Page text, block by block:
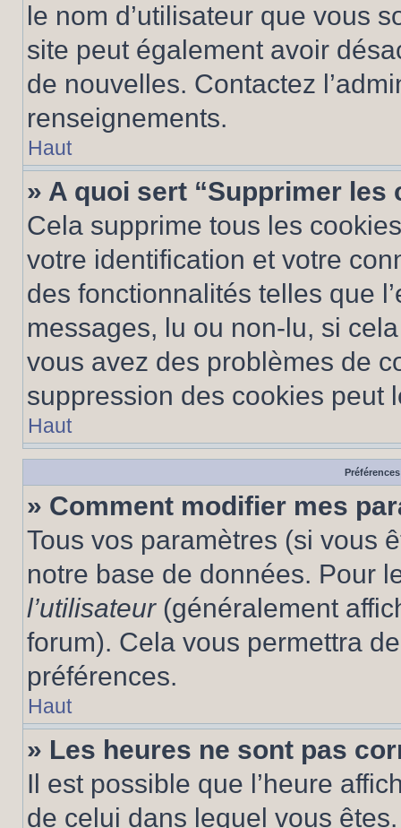
le nom d’utilisateur que vous
site peut également avoir
de nouvelles. Contactez
renseignements.
Haut
» A quoi sert “Supprimer les
Cela supprime tous les
votre identification et votre
des fonctionnalités telles que
messages, lu ou non-lu, si
vous avez des problèmes de
suppression des cookies peut
Haut
» Comment modifier mes
Tous vos paramètres (si vous
notre base de données. Pour
l’utilisateur(généralement
forum). Cela vous permettra
préférences.
Haut
» Les heures ne sont pas
Il est possible que l’heure
de celui dans lequel vous